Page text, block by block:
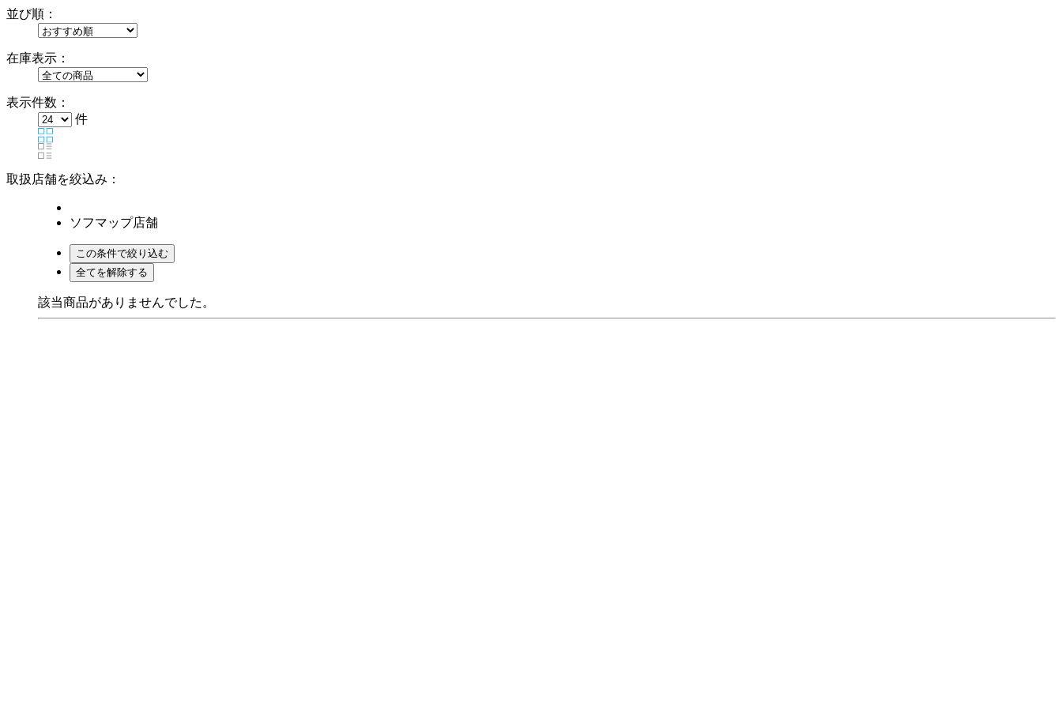
並び順：
在庫表示：
表示件数：
件
取扱店舗を絞込み：
ソフマップ店舗
該当商品がありませんでした。